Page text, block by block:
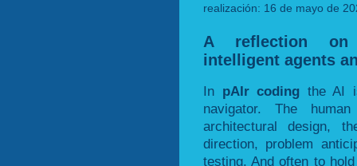
realización: 16 de mayo de
A reflection on
intelligent agents
In pAIr coding the AI
navigator. The
architectural design,
direction, problem
testing. And often to